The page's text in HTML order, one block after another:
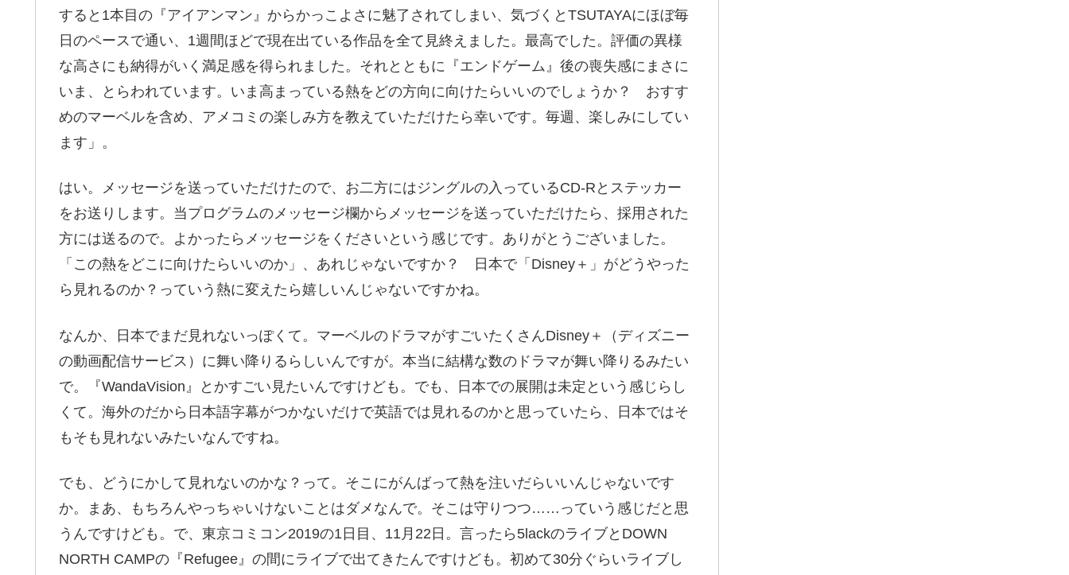
すると1本目の『アイアンマン』からかっこよさに魅了されてしまい、気づくとTSUTAYAにほぼ毎
日のペースで通い、1週間ほどで現在出ている作品を全て見終えました。最高でした。評価の異様
な高さにも納得がいく満足感を得られました。それとともに『エンドゲーム』後の喪失感にまさに
いま、とらわれています。いま高まっている熱をどの方向に向けたらいいのでしょうか？ おすす
めのマーベルを含め、アメコミの楽しみ方を教えていただけたら幸いです。毎週、楽しみにしてい
ます」。
はい。メッセージを送っていただけたので、お二方にはジングルの入っているCD-Rとステッカー
をお送りします。当プログラムのメッセージ欄からメッセージを送っていただけたら、採用された
方には送るので。よかったらメッセージをくださいという感じです。ありがとうございました。
「この熱をどこに向けたらいいのか」、あれじゃないですか？ 日本で「Disney＋」がどうやった
ら見れるのか？っていう熱に変えたら嬉しいんじゃないですかね。
なんか、日本でまだ見れないっぽくて。マーベルのドラマがすごいたくさんDisney＋（ディズニー
の動画配信サービス）に舞い降りるらしいんですが。本当に結構な数のドラマが舞い降りるみたい
で。『WandaVision』とかすごい見たいんですけども。でも、日本での展開は未定という感じらし
くて。海外のだから日本語字幕がつかないだけで英語では見れるのかと思っていたら、日本ではそ
もそも見れないみたいなんですね。
でも、どうにかして見れないのかな？って。そこにがんばって熱を注いだらいいんじゃないです
か。まあ、もちろんやっちゃいけないことはダメなんで。そこは守りつつ……っていう感じだと思
うんですけども。で、東京コミコン2019の1日目、11月22日。言ったら5lackのライブとDOWN
NORTH CAMPの『Refugee』の間にライブで出てきたんですけども。初めて30分ぐらいライブし